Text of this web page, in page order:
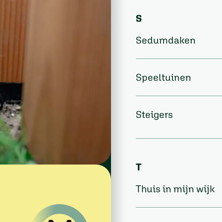
S
Sedumdaken
Speeltuinen
Steigers
T
Thuis in mijn wijk